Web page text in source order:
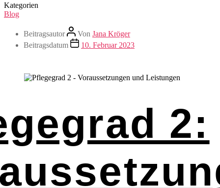
Kategorien
Blog
Beitragsautor Von Jana Kröger
Beitragsdatum
10. Februar 2023
2: